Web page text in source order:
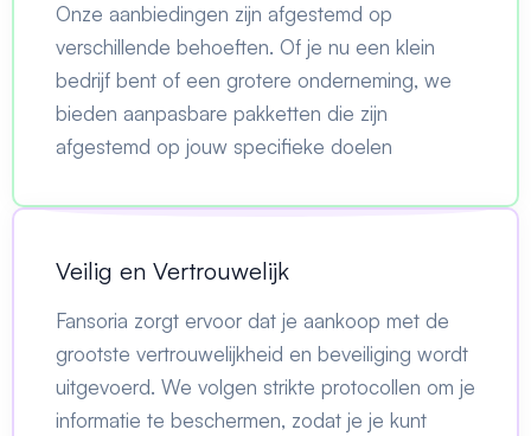
Onze aanbiedingen zijn afgestemd op
verschillende behoeften. Of je nu een klein
bedrijf bent of een grotere onderneming, we
bieden aanpasbare pakketten die zijn
afgestemd op jouw specifieke doelen
Veilig en Vertrouwelijk
Fansoria zorgt ervoor dat je aankoop met de
grootste vertrouwelijkheid en beveiliging wordt
uitgevoerd. We volgen strikte protocollen om je
informatie te beschermen, zodat je je kunt